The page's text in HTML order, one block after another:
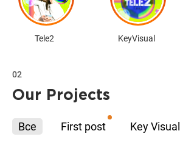
Tele2 KeyVisual
02
Our Projects
Все First post Key Visual